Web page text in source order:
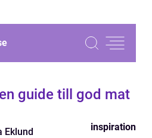
guide till god mat
Eklund inspiration